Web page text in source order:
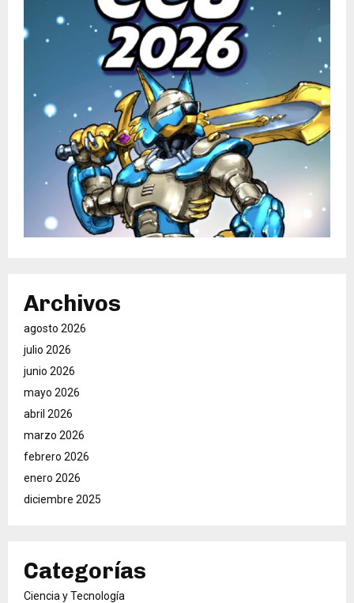
Archivos
agosto 2026
julio 2026
junio 2026
mayo 2026
abril 2026
marzo 2026
febrero 2026
enero 2026
diciembre 2025
Categorías
Ciencia y Tecnología